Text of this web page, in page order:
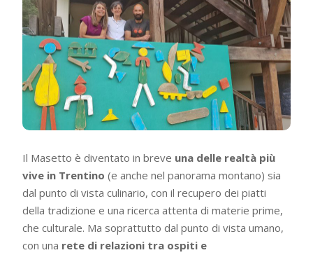
Il Masetto è diventato in breve una delle realtà più
vive in Trentino (e anche nel panorama montano) sia
dal punto di vista culinario, con il recupero dei piatti
della tradizione e una ricerca attenta di materie prime,
che culturale. Ma soprattutto dal punto di vista umano,
con una rete di relazioni tra ospiti e